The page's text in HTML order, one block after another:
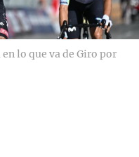
lo que va de Giro por